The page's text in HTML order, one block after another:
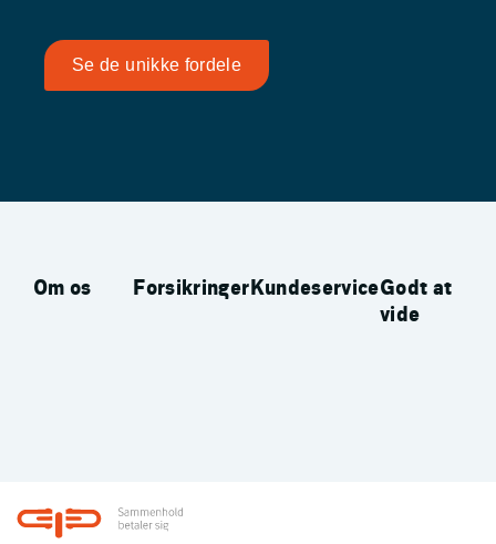
Se de unikke fordele
Om os ForsikringerKundeserviceGodt at
vide